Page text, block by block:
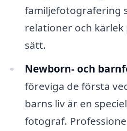
familjefotografering
relationer och
sätt.
Newborn- och
föreviga de första
barns liv är en
fotograf.